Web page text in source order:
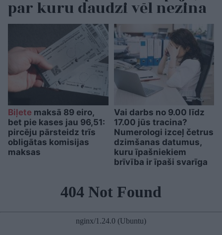
par kuru daudzi vēl nezina
Biļete maksā 89 eiro,
bet pie kases jau 96,51:
pircēju pārsteidz trīs
obligātas komisijas
maksas
Vai darbs no 9.00 līdz
17.00 jūs tracina?
Numerologi izceļ četrus
dzimšanas datumus,
kuru īpašniekiem
brīvība ir īpaši svarīga